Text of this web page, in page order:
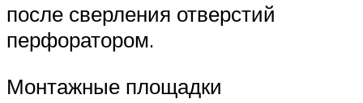
после сверления отверстий
перфоратором.
Монтажные площадки